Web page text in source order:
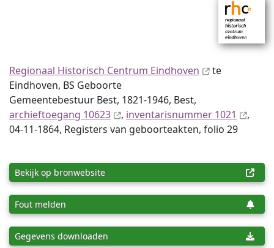
Regionaal Historisch Centrum Eindhoven
te
Eindhoven, BS Geboorte
Gemeentebestuur Best, 1821-1946, Best,
archieftoegang 10623
, inventaris­num­mer 1021
,
04-11-1864, Registers van geboorteakten, folio 29
Bekijk op bronwebsite
Fout melden
Gegevens downloaden